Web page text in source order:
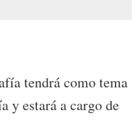
tendrá como tema
y estará a cargo de